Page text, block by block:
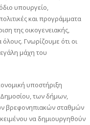
υπουργείο,
και προγράμματα
της οικογενειακής,
Γνωρίζουμε ότι οι
μάχη του
υποστήριξη
των δήμων,
βρεφονηπιακών σταθμών
να δημιουργηθούν